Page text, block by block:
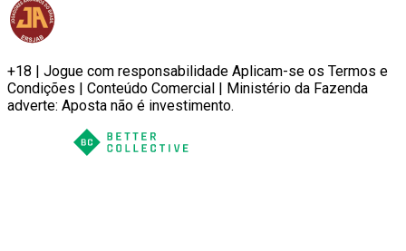
+18 | Jogue com responsabilidade Aplicam-se os Termos e
Condições | Conteúdo Comercial | Ministério da Fazenda
adverte: Aposta não é investimento.